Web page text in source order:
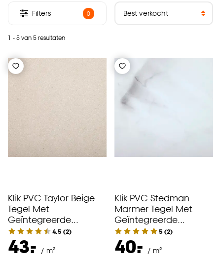
1 - 5 van 5 resultaten
Filters 0
Klik PVC Taylor Beige
Tegel Met
Geïntegreerde
Ondervloer4.5 (2)
43.
- / m²
Klik PVC Stedman
Marmer Tegel Met
Geïntegreerde
Ondervloer
5 (2)
40.
- / m²